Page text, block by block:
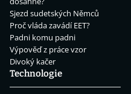
Sjezd sudetských Němců
Proč vláda zavádí EET?
Padni komu padni
Výpověď z práce vzor
Divoký kačer
Technologie